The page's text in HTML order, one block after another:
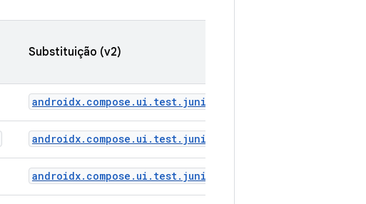
Substituição (v2)
androidx.compose.ui.test.junit4.v2.createComposeRule